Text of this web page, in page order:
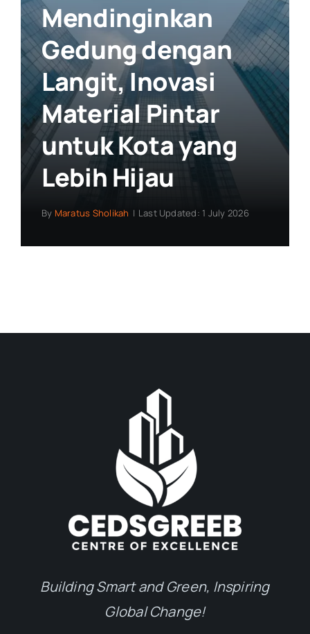
Mendinginkan
Gedung dengan
Langit, Inovasi
Material Pintar
untuk Kota yang
Lebih Hijau
By Maratus Sholikah | Last Updated: 1 July 2026
Building Smart and Green, Inspiring
Global Change!